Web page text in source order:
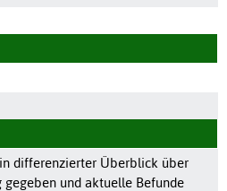
differenzierter Überblick über
gegeben und aktuelle Befunde